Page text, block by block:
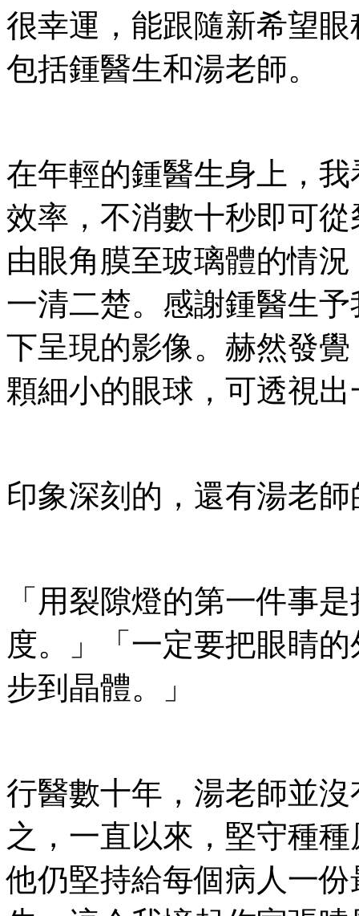
很幸運，能跟隨新希望
包括鍾醫生和湯老師。
在年輕的鍾醫生身上，
效率，不消數十秒即可
由眼角膜至玻璃體的情
一清二楚。感謝鍾醫生
下呈現的影像。赫然發
顆細小的眼球，可透視
印象深刻的，還有湯老
「用裂隙燈的第一件事
度。」「一定要把眼睛
步到晶體。」
行醫數十年，湯老師並
之，一直以來，堅守種
他仍堅持給每個病人一